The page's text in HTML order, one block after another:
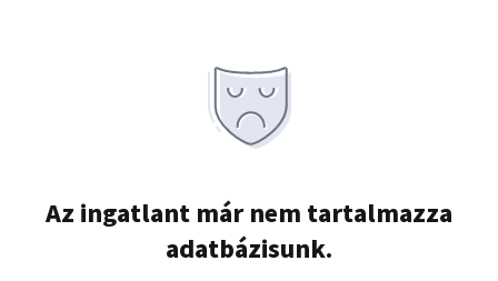
Az ingatlant már nem tartalmazza
adatbázisunk.